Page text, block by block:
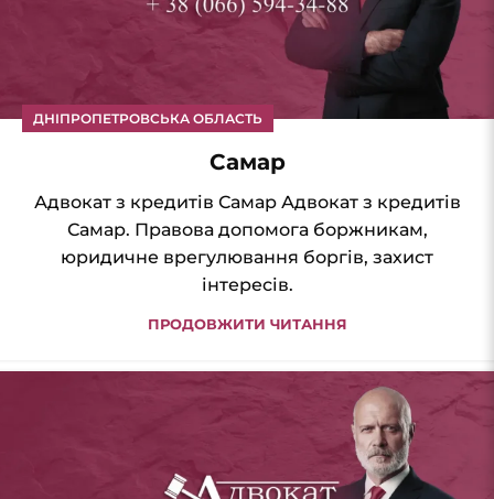
ДНІПРОПЕТРОВСЬКА ОБЛАСТЬ
Самар
Адвокат з кредитів Самар Адвокат з кредитів
Самар. Правова допомога боржникам,
юридичне врегулювання боргів, захист
інтересів.
ПРОДОВЖИТИ ЧИТАННЯ